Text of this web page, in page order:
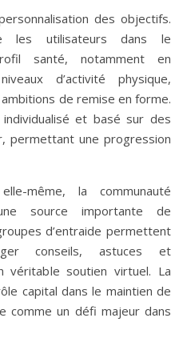
des objectifs.
les utilisateurs dans le
santé, notamment en
d’activité physique,
de remise en forme.
et basé sur des
permettant une progression
même, la communauté
source importante de
d’entraide permettent
conseils, astuces et
véritable soutien virtuel. La
capital dans le maintien de
comme un défi majeur dans